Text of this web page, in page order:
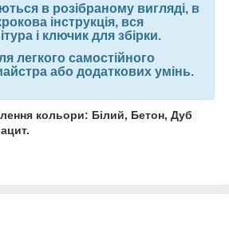
в розібраному вигляді, в
інструкція, вся
і ключик для збірки.
легкого самостійного
або додаткових умінь.
кольори: Білий, Бетон, Дуб